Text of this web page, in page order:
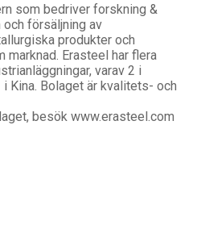
som bedriver forskning &
försäljning av
produkter och
marknad. Erasteel har flera
varav 2 i
Kina. Bolaget är kvalitets- och
besök www.erasteel.com